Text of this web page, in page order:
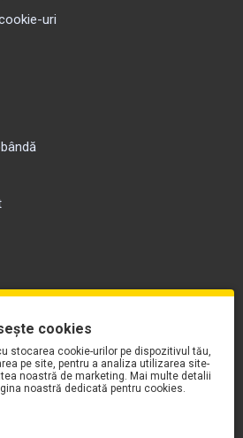
uri
cookies
stocarea cookie-urilor pe dispozitivul tău,
pe site, pentru a analiza utilizarea site-
noastră de marketing. Mai multe detalii
noastră dedicată pentru cookies.